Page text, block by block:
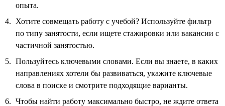
опыта.
Хотите совмещать работу с учебой? Используйте фильтр
по типу занятости, если ищете стажировки или вакансии с
частичной занятостью.
Пользуйтесь ключевыми словами. Если вы знаете, в каких
направлениях хотели бы развиваться, укажите ключевые
слова в поиске и смотрите подходящие варианты.
Чтобы найти работу максимально быстро, не ждите ответа